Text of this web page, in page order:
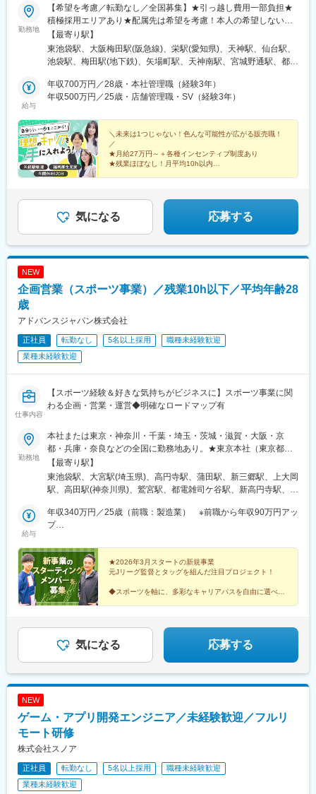
勤務地
【希望を考慮／転勤なし／全国募集】★引っ越し費用一部負担★
積極採用エリアあり★配属先は希望を考慮！本人の希望しない転
勤はなし■本社東京都豊島区東池袋1-25-6PMO池袋8階■関西支社
大阪府大阪市北区茶屋町16番1号H1O梅田茶屋町606・610■中部
支店愛知県名古屋市中区栄3-8-21伊勢町平和ビル5階■九州支店福
台市宮城野区榴岡3-4-1アゼリアヒルズ3階【自社運営店舗】■テル
ル大宮店埼玉県さいたま市大宮区大門町1-24大一ビル1階■テルル
西蒲田7-48-10■テルルMEGAドン・キホーテ 三郷店埼玉県三郷市
さつき平1-1-1MAGAドン・キホーテ三郷 B1F■テルルイトーヨー
カドー横浜別所店神奈川県横浜市南区別所1-14-1イトーヨーカド
ー横浜別所店1階■テルルそよら横浜高田店神奈川県横浜市港北区
高田西1-1-47 2階■テルルアリオ鷲宮店埼玉県久喜市久本寺谷田7-
【最寄り駅】
東池袋駅、大阪梅田駅(阪急線)、栄駅(愛知県)、天神駅、仙台駅、
池袋駅、梅田駅(地下鉄)、矢場町駅、天神南駅、宮城野通駅、都電
仙台駅(地下鉄)
給与
年収700万円／28歳・本社管理職（経験3年）
年収500万円／25歳・店舗管理職・SV（経験3年）
＼未来は1つじゃない！色んな可能性が広がる販売職！
／
★月給27万円～＋各種インセンティブ制度あり
★残業ほぼなし！月平均10h以内
気になる 応募する
NEW
企画営業（スポーツ事業）／残業10h以下／平均年齢28
歳
アドバンスジャパン株式会社
正社員 転勤なし 5名以上採用
職種未経験歓迎
業種未経験歓迎
仕事内容
【スポーツ経験＆好きな気持ちがビジネスに】スポーツ事業に関
わる企画・営業・運営◆明確なロードマップ有
勤務地
本社または東京・神奈川・千葉・埼玉・茨城・滋賀・大阪・京
都・兵庫・奈良などの全国に勤務地あり。★東京本社（東京都豊
島区）／転勤なし！U・Iターン歓迎★■東京都豊島区東池袋1-25-6
PMO池袋8階◎池袋駅徒歩5分！複数路線利用可能でアクセス良
好！■東北支店〒983-0852宮城県仙台市宮城野区榴岡3-4-1 アゼ
1H1O梅田茶屋町606■中部支店〒460-0008愛知県名古屋市中区栄
3-8-21伊勢町平和ビル5階■九州支店〒810-0001福岡県福岡市中央
ずれかの直営店、全国の他店舗（希望地）になります◎テルル大
宮店◎テルル高円寺店◎テルル蒲田店◎テルルMEGAドン・キホ
ーテ 三郷店◎テルルイトーヨーカドー横浜別所店◎テルルそよら
横浜高田店◎テルルアリオ鷲宮店
【最寄り駅】
東池袋駅、大宮駅(埼玉県)、高円寺駅、蒲田駅、新三郷駅、上大岡
駅、高田駅(神奈川県)、鷲宮駅、都電雑司ケ谷駅、新高円寺駅、蓮
給与
年収340万円／25歳（前職：製造業） ※前職から年収90万円アッ
プ
プ
★2026年3月スタートの新規事業
元Jリーグ監督とタッグを組んだ注目プロジェクト！
◆スポーツを軸に、多彩なキャリアパスを自由に選べる
気になる 応募する
NEW
ゲーム・アプリ開発エンジニア／未経験歓迎／フルリ
モート研修
株式会社スノア
正社員 転勤なし 5名以上採用
職種未経験歓迎
業種未経験歓迎